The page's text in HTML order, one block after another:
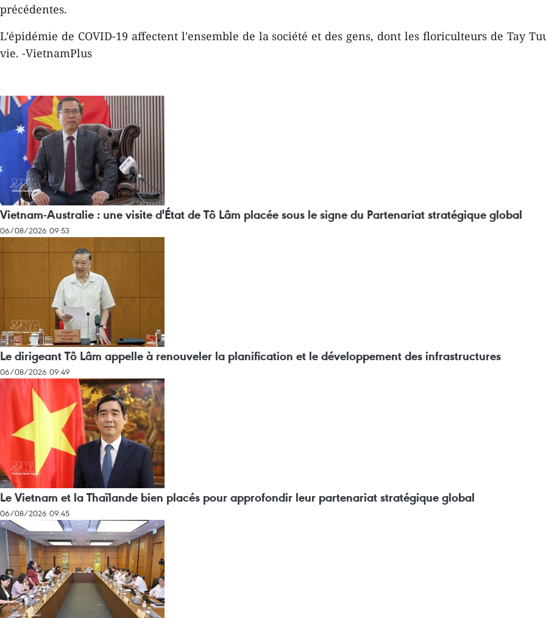
précédentes.
L’épidémie de COVID-19 affectent l'ensemble de la société et des gens, dont les floriculteurs de Tay
vie. -VietnamPlus
Vietnam-Australie : une visite d'État de Tô Lâm placée sous le signe du Partenariat stratégique global
06/08/2026 09:53
Le dirigeant Tô Lâm appelle à renouveler la planification et le développement des infrastructures
06/08/2026 09:49
Le Vietnam et la Thaïlande bien placés pour approfondir leur partenariat stratégique global
06/08/2026 09:45